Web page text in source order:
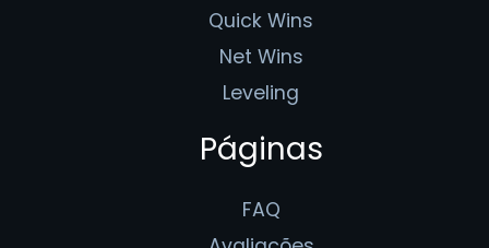
Quick Wins
Net Wins
Leveling
Páginas
FAQ